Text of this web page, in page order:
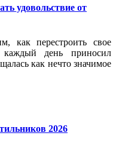
удовольствие от
как перестроить свое
день приносил
как нечто значимое
2026